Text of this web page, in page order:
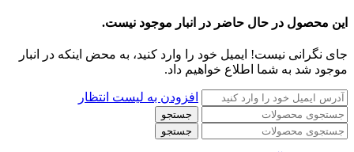
این محصول در حال حاضر در انبار موجود نیست.
جای نگرانی نیست! ایمیل خود را وارد کنید، به محض اینکه در انبار
موجود شد به شما اطلاع خواهیم داد.
افزودن به لیست انتظار
جستجو
جستجو